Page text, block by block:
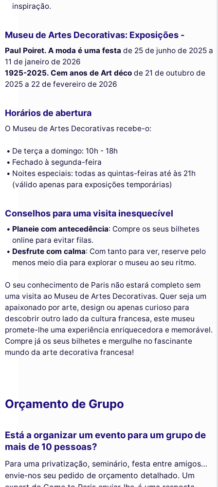
inspiração.
Museu de Artes Decorativas: Exposições -
Paul Poiret. A moda é uma festa de 25 de junho de 2025 a
11 de janeiro de 2026
1925-2025. Cem anos de Art déco de 21 de outubro de
2025 a 22 de fevereiro de 2026
Horários de abertura
O Museu de Artes Decorativas recebe-o:
De terça a domingo: 10h - 18h
Fechado à segunda-feira
Noites especiais: todas as quintas-feiras até às 21h
(válido apenas para exposições temporárias)
Conselhos para uma visita inesquecível
Planeie com antecedência: Compre os seus bilhetes
online para evitar filas.
Desfrute com calma: Com tanto para ver, reserve pelo
menos meio dia para explorar o museu ao seu ritmo.
O seu conhecimento de Paris não estará completo sem
uma visita ao Museu de Artes Decorativas. Quer seja um
apaixonado por arte, design ou apenas curioso para
descobrir outro lado da cultura francesa, este museu
promete-lhe uma experiência enriquecedora e memorável.
Compre já os seus bilhetes e mergulhe no fascinante
mundo da arte decorativa francesa!
Orçamento de Grupo
Está a organizar um evento para um grupo de
mais de 10 pessoas?
Para uma privatização, seminário, festa entre amigos…
envie-nos seu pedido de orçamento detalhado. Um